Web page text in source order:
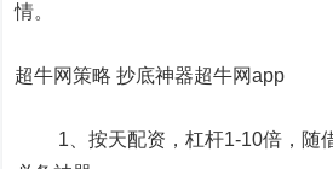
情。
超牛网策略 抄底神器超牛网app
1、按天配资，杠杆1-10倍，随